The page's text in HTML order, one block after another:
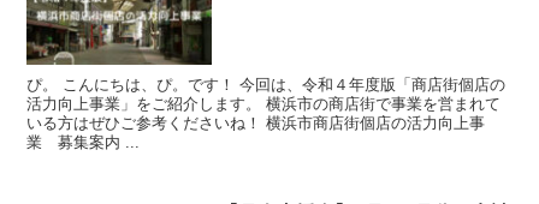
ぴ。 こんにちは、ぴ。です！ 今回は、令和４年度版「商店街個店の
活力向上事業」をご紹介します。 横浜市の商店街で事業を営まれて
いる方はぜひご参考くださいね！ 横浜市商店街個店の活力向上事
業 募集案内 ...